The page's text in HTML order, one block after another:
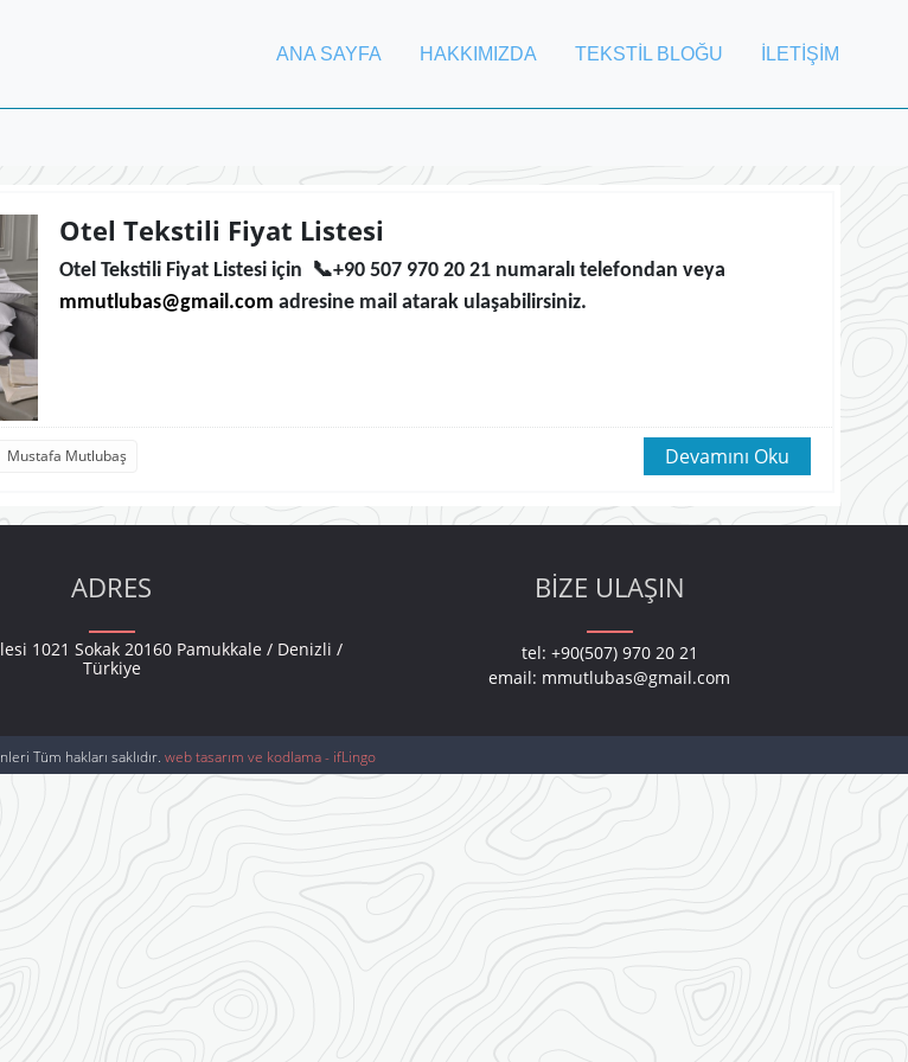
ANA SAYFA HAKKIMIZDA TEKSTİL BLOĞU İLETİŞİM
Otel Tekstili Fiyat Listesi
Otel Tekstili Fiyat Listesi için 📞+90 507 970 20 21 numaralı telefondan veya
mmutlubas@gmail.com adresine mail atarak ulaşabilirsiniz.
Mustafa Mutlubaş Devamını Oku
ADRES
1021 Sokak 20160 Pamukkale / Denizli /
Türkiye
BIZE ULAŞIN
tel: +90(507) 970 20 21
email: mmutlubas@gmail.com
Tüm hakları saklıdır. web tasarım ve kodlama - ifLingo